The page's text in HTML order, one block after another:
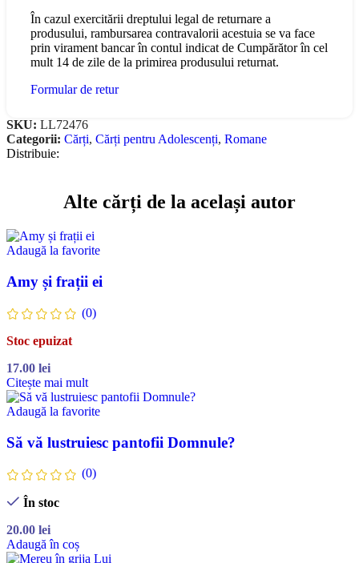
În cazul exercitării dreptului legal de returnare a
produsului, rambursarea contravalorii acestuia se va face
prin virament bancar în contul indicat de Cumpărător în cel
mult 14 de zile de la primirea produsului returnat.
Formular de retur
SKU: LL72476
Categorii: Cărți, Cărți pentru Adolescenți, Romane
Distribuie:
Alte cărți de la același autor
Adaugă la favorite
Amy și frații ei
(0)
Stoc epuizat
17.00 lei
Citește mai mult
Adaugă la favorite
Să vă lustruiesc pantofii Domnule?
(0)
În stoc
20.00 lei
Adaugă în coș